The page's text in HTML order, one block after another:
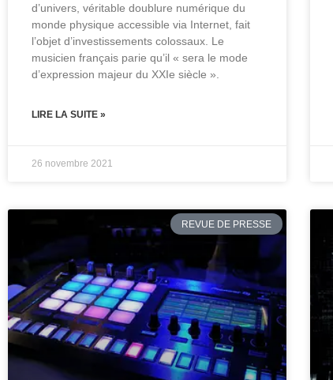
d’univers, véritable doublure numérique du
monde physique accessible via Internet, fait
l’objet d’investissements colossaux. Le
musicien français parie qu’il « sera le mode
d’expression majeur du XXIe siècle ».
LIRE LA SUITE »
26 novembre 2021
REVUE DE PRESSE